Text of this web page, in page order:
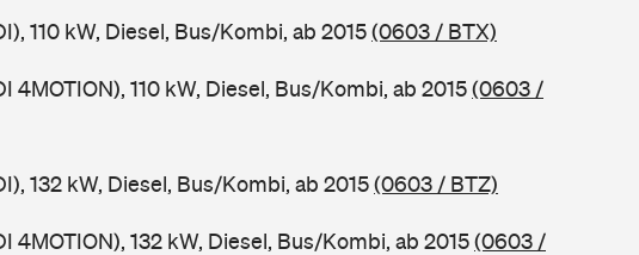
110 kW, Diesel, Bus/Kombi, ab 2015(0603 / BTX)
4MOTION), 110 kW, Diesel, Bus/Kombi, ab 2015(0603 /
132 kW, Diesel, Bus/Kombi, ab 2015(0603 / BTZ)
4MOTION), 132 kW, Diesel, Bus/Kombi, ab 2015(0603 /